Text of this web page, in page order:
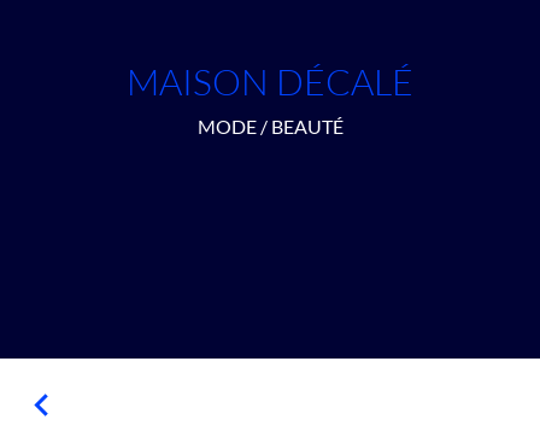
MAISON DÉCALÉ
MODE / BEAUTÉ